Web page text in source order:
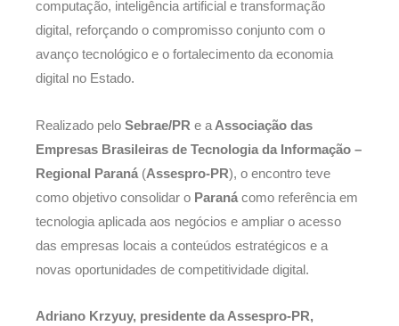
computação, inteligência artificial e transformação
digital, reforçando o compromisso conjunto com o
avanço tecnológico e o fortalecimento da economia
digital no Estado.
Realizado pelo Sebrae/PR e a Associação das
Empresas Brasileiras de Tecnologia da Informação –
Regional Paraná (Assespro-PR), o encontro teve
como objetivo consolidar o Paraná como referência em
tecnologia aplicada aos negócios e ampliar o acesso
das empresas locais a conteúdos estratégicos e a
novas oportunidades de competitividade digital.
Adriano Krzyuy, presidente da Assespro-PR,